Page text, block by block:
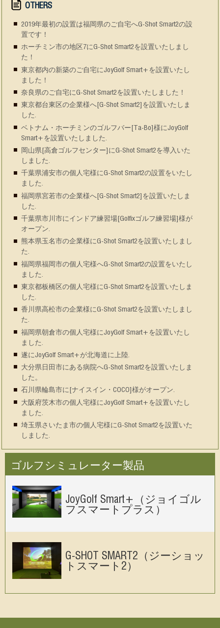
OTHERS
2019年最初の設置は福岡県のご自宅へG-Shot Smart2の設
置です！
ホーチミン市の地区7にG-Shot Smart2を設置いたしまし
た！
東京都内の新築のご自宅にJoyGolf Smart+を設置いたし
ました！
奈良県のご自宅にG-Shot Smart2を設置いたしました！
東京都台東区の企業様へ[G-Shot Smart2]を設置いたしま
した.
ベトナム・ホーチミンのゴルフバー[Ta-Bo]様にJoyGolf
Smart+を設置いたしました.
岡山県[高倉ゴルフセンター]にG-Shot Smart2を導入いた
しました.
千葉県浦安市の個人宅様にG-Shot Smart2の設置をいたし
ました.
福岡県宮若市の企業様へ[G-Shot Smart2]を設置いたしま
した.
千葉県市川市にインドア練習場[Golfixゴルフ練習場]様が
オープン.
熊本県玉名市の企業様にG-Shot Smart2を設置いたしまし
た.
福岡県福岡市の個人宅様へG-Shot Smart2の設置をいたし
ました.
東京都板橋区の個人宅様にG-Shot Smart2を設置いたしま
した.
香川県高松市の企業様にG-Shot Smart2を設置いたしまし
た.
福岡県朝倉市の個人宅様にJoyGolf Smart+を設置いたし
ました.
遂にJoyGolf Smart+が北海道に上陸.
大分県日田市にある病院へG-Shot Smart2を設置いたしま
した。
石川県輪島市に[ナイスイン・COCO]様がオープン.
大阪府茨木市の個人宅様にJoyGolf Smart+を設置いたし
ました.
埼玉県さいたま市の個人宅様にG-Shot Smart2を設置いた
しました.
ゴルフシミュレーター製品
JoyGolf Smart+（ジョイゴル
フスマートプラス）
G-SHOT SMART2（ジーショッ
トスマート2）